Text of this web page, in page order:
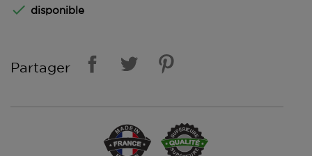
 disponible
Partager